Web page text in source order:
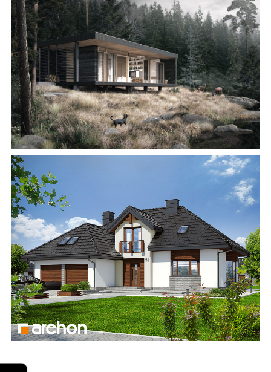
БУДІВНИЦТВО БУДИНКІВ
З
АББ”ТВІЙ ПРОЕКТ”
Замовити будівництво